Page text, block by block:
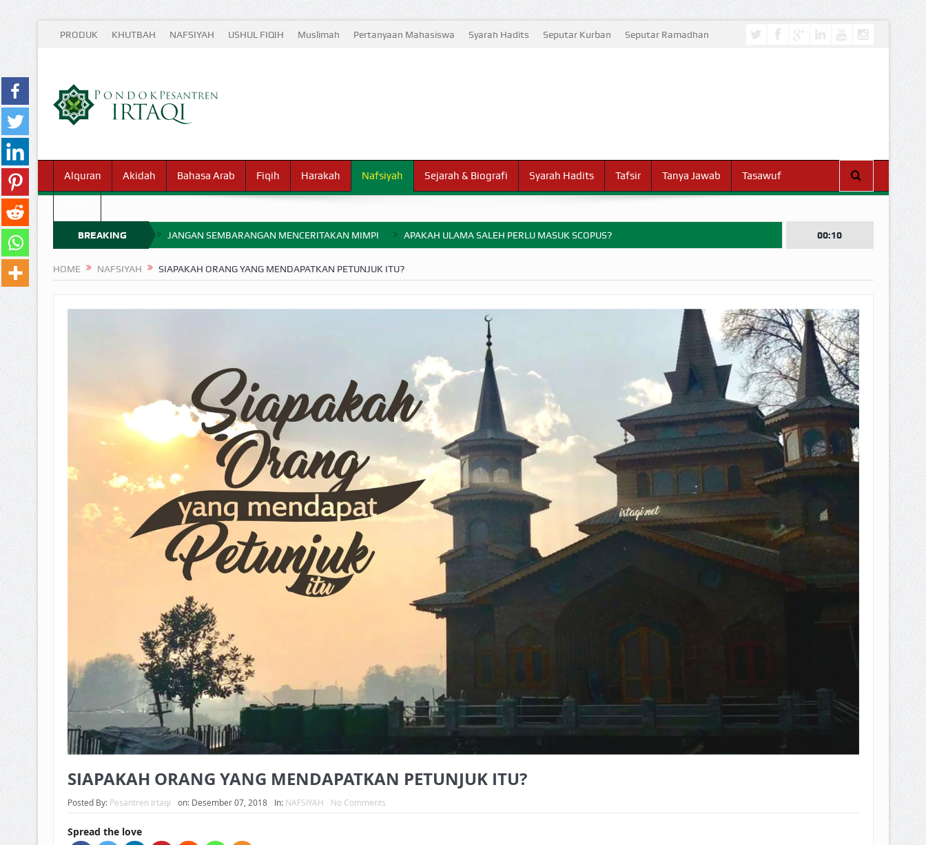
PRODUK KHUTBAH NAFSIYAH USHUL FIQIH Muslimah Pertanyaan Mahasiswa Syarah Hadits Seputar Kurban Seputar Ramadhan
Alquran Akidah Bahasa Arab Fiqih Harakah Nafsiyah Sejarah & Biografi Syarah Hadits Tafsir Tanya Jawab Tasawuf
BREAKING
NEWS
JANGAN SEMBARANGAN MENCERITAKAN MIMPI APAKAH ULAMA SALEH PERLU MASUK SCOPUS?
UANG HARAM BISA MENJADI HALAL JIKA SEBAB KEPEMILIKANNYA BERUBAH
HUKUM MEMBAYAR ZAKAT DENGAN CARA MENGANGSUR
HUKUM MEMBAYAR ZAKAT KEPADA KERABAT SENDIRI
00:10
HOME NAFSIYAH SIAPAKAH ORANG YANG MENDAPATKAN PETUNJUK ITU?
SIAPAKAH ORANG YANG MENDAPATKAN PETUNJUK ITU?
Posted By: Pesantren Irtaqi on: Desember 07, 2018 In: NAFSIYAH No Comments
Spread the love